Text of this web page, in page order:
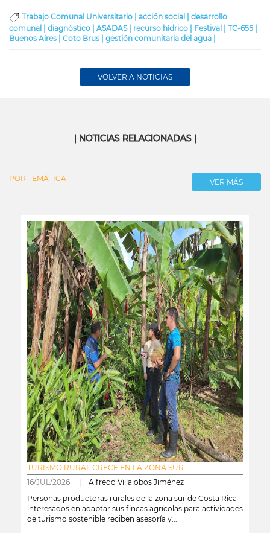
Trabajo Comunal Universitario | acción social | desarrollo
comunal | diagnóstico | ASADAS | recurso hídrico | Festival | TC-655 |
Buenos Aires | Coto Brus | gestión comunitaria del agua |
VOLVER A NOTICIAS
| NOTICIAS RELACIONADAS |
POR TEMÁTICA VER MÁS
TURISMO RURAL CRECE EN LA ZONA SUR
16/JUL/2026 | Alfredo Villalobos Jiménez
Personas productoras rurales de la zona sur de Costa Rica
interesados en adaptar sus fincas agrícolas para actividades
de turismo sostenible reciben asesoría y...